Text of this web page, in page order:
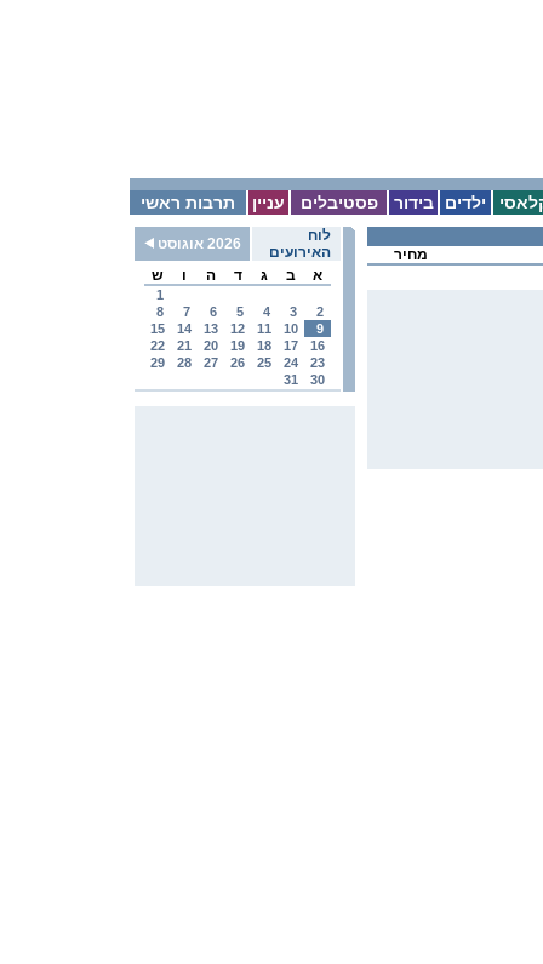
תרבות ראשי עניין פסטיבלים בידור ילדים
לוח
האירועים
2026 אוגוסט
א
ב ג ד ה ו ש
1
2
3
4
5
6
7
8
9
10
11
12
13
14
15
16
17
18
19
20
21
22
23
24
25
26
27
28
29
30
31
מחיר